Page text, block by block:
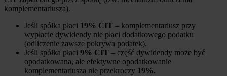
komplementariusza).
Jeśli spółka płaci 19% CIT – komplementariusz przy
wypłacie dywidendy nie płaci dodatkowego podatku
(odliczenie zawsze pokrywa podatek).
Jeśli spółka płaci 9% CIT – część dywidendy może być
opodatkowana, ale efektywne opodatkowanie
komplementariusza nie przekroczy 19%.